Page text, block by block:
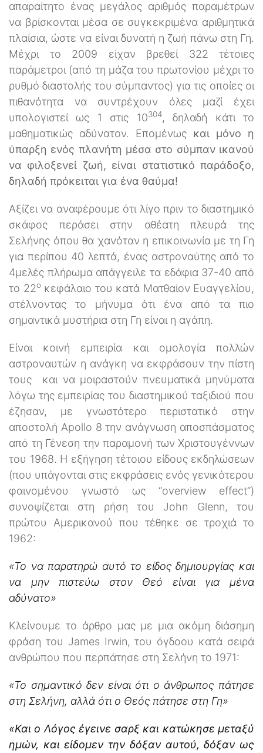
απαραίτητο ένας μεγάλος αριθμός παραμέτρων
να βρίσκονται μέσα σε συγκεκριμένα αριθμητικά
πλαίσια, ώστε να είναι δυνατή η ζωή πάνω στη Γη.
Μέχρι το 2009 είχαν βρεθεί 322 τέτοιες
παράμετροι (από τη μάζα του πρωτονίου μέχρι το
ρυθμό διαστολής του σύμπαντος) για τις οποίες οι
πιθανότητα να συντρέχουν όλες μαζί έχει
υπολογιστεί ως 1 στις 10304, δηλαδή κάτι το
μαθηματικώς αδύνατον. Επομένως και μόνο η
ύπαρξη ενός πλανήτη μέσα στο σύμπαν ικανού
να φιλοξενεί ζωή, είναι στατιστικό παράδοξο,
δηλαδή πρόκειται για ένα θαύμα!
Αξίζει να αναφέρουμε ότι λίγο πριν το διαστημικό
σκάφος περάσει στην αθέατη πλευρά της
Σελήνης όπου θα χανόταν η επικοινωνία με τη Γη
για περίπου 40 λεπτά, ένας αστροναύτης από το
4μελές πλήρωμα απάγγειλε τα εδάφια 37-40 από
το 22οκεφάλαιο του κατά Ματθαίον Ευαγγελίου,
στέλνοντας το μήνυμα ότι ένα από τα πιο
σημαντικά μυστήρια στη Γη είναι η αγάπη.
Είναι κοινή εμπειρία και ομολογία πολλών
αστροναυτών η ανάγκη να εκφράσουν την πίστη
τους και να μοιραστούν πνευματικά μηνύματα
λόγω της εμπειρίας του διαστημικού ταξιδιού που
έζησαν, με γνωστότερο περιστατικό στην
αποστολή Apollo 8 την ανάγνωση αποσπάσματος
από τη Γένεση την παραμονή των Χριστουγέννων
του 1968. Η εξήγηση τέτοιου είδους εκδηλώσεων
(που υπάγονται στις εκφράσεις ενός γενικότερου
φαινομένου γνωστό ως “overview effect”)
συνοψίζεται στη ρήση του John Glenn, του
πρώτου Αμερικανού που τέθηκε σε τροχιά το
1962:
«Το να παρατηρώ αυτό το είδος δημιουργίας και
να μην πιστεύω στον Θεό είναι για μένα
αδύνατο»
Κλείνουμε το άρθρο μας με μια ακόμη διάσημη
φράση του James Irwin, του όγδοου κατά σειρά
ανθρώπου που περπάτησε στη Σελήνη το 1971:
«Το σημαντικό δεν είναι ότι ο άνθρωπος πάτησε
στη Σελήνη, αλλά ότι ο Θεός πάτησε στη Γη»
«Και ο Λόγος έγεινε σαρξ και κατώκησε μεταξύ
ημών, και είδομεν την δόξαν αυτού, δόξαν ως